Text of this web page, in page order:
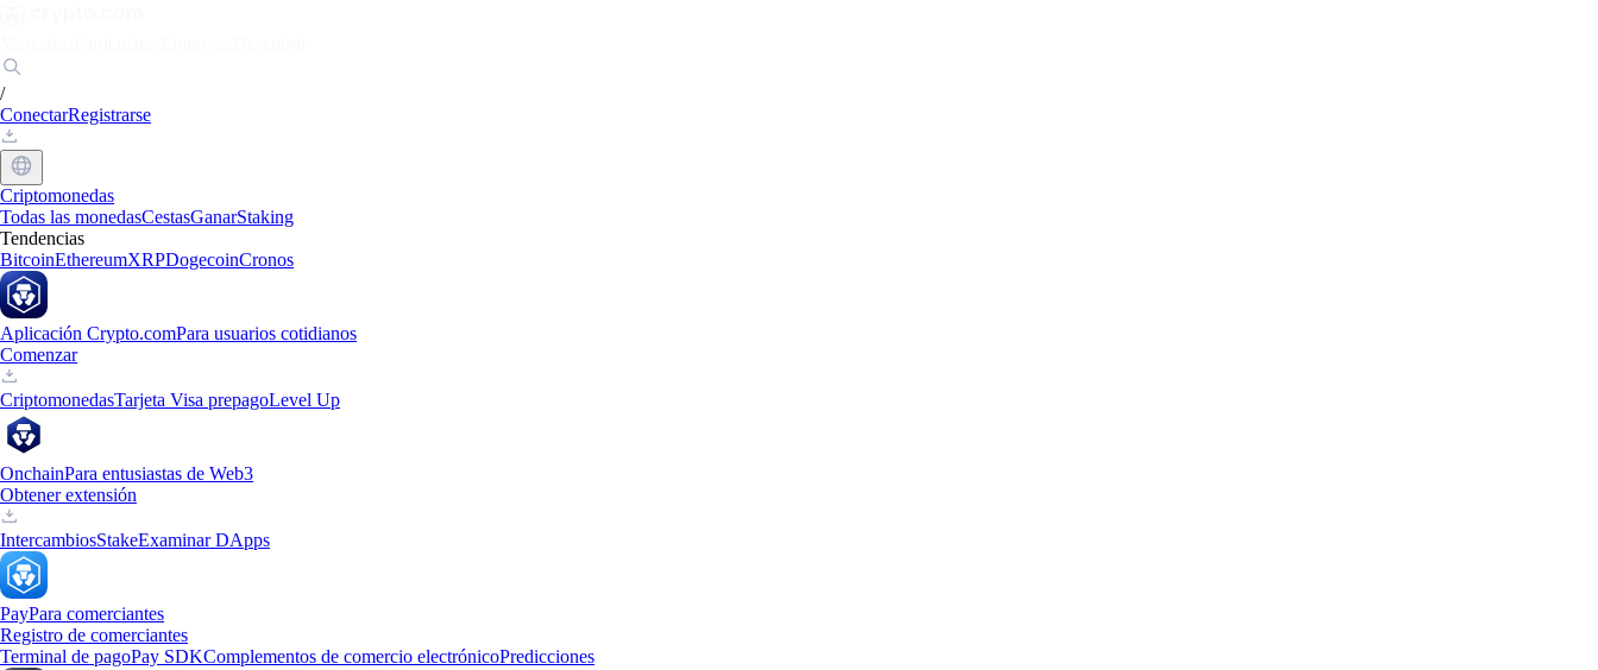
/
ConectarRegistrarse
Criptomonedas
Todas las monedasCestasGanarStaking
Tendencias
BitcoinEthereumXRPDogecoinCronos
Aplicación Crypto.comPara usuarios cotidianos
Comenzar
CriptomonedasTarjeta Visa prepagoLevel Up
OnchainPara entusiastas de Web3
Obtener extensión
IntercambiosStakeExaminar DApps
PayPara comerciantes
Registro de comerciantes
Terminal de pagoPay SDKComplementos de comercio electrónicoPredicciones